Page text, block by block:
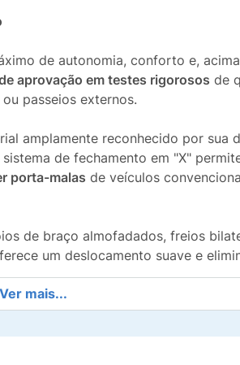
de autonomia, conforto e,
aprovação em testes rigorosos de
passeios externos.
amplamente reconhecido por sua
de fechamento em "X"
porta-malas de veículos
de braço almofadados, freios
um deslocamento suave e
Ver mais...